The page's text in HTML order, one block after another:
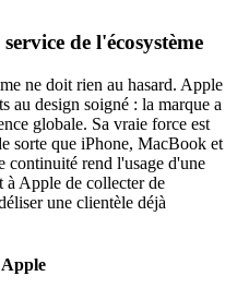
de l'écosystème
ne doit rien au hasard. Apple
au design soigné : la marque a
globale. Sa vraie force est
sorte que iPhone, MacBook et
continuité rend l'usage d'une
à Apple de collecter de
une clientèle déjà